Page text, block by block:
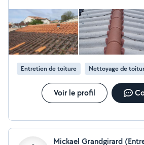
construction ou de rénovation.
faire part de vos besoins et nous
accompagner. Votre satisfaction
absolue.
Entretien de toiture Nettoyage de
Voir le profil
Mickael Grandgirard